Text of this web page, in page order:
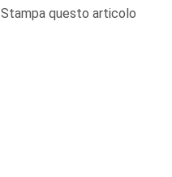
Stampa questo articolo